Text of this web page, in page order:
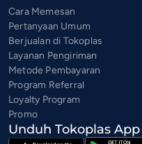
Cara Memesan
Pertanyaan Umum
Berjualan di Tokoplas
Layanan Pengiriman
Metode Pembayaran
Program Referral
Loyalty Program
Promo
Unduh Tokoplas App